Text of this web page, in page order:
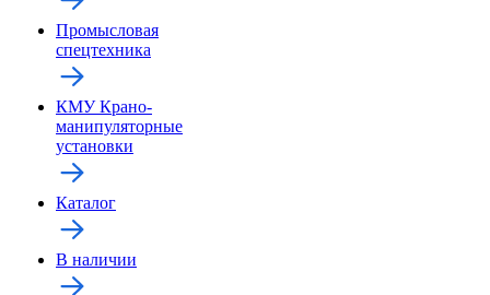
Промысловая
спецтехника
КМУ Крано-
манипуляторные
установки
Каталог
В наличии